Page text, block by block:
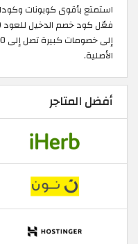
الأصلية.
أفضل المتاجر